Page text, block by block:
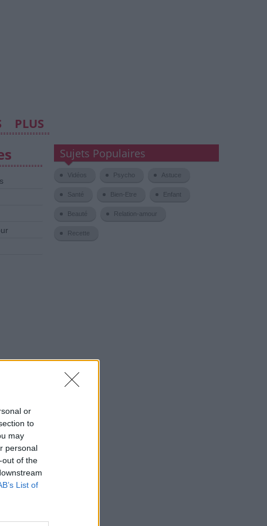
or
to
may
personal
out of the
List of
PLUS
Sujets Populaires
Vidéos Psycho Astuce
Santé Bien-Etre Enfant
Beauté Relation-amour
Recette